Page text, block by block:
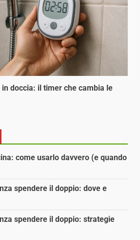
in doccia: il timer che cambia le
come usarlo davvero (e quando
spendere il doppio: dove e
spendere il doppio: strategie